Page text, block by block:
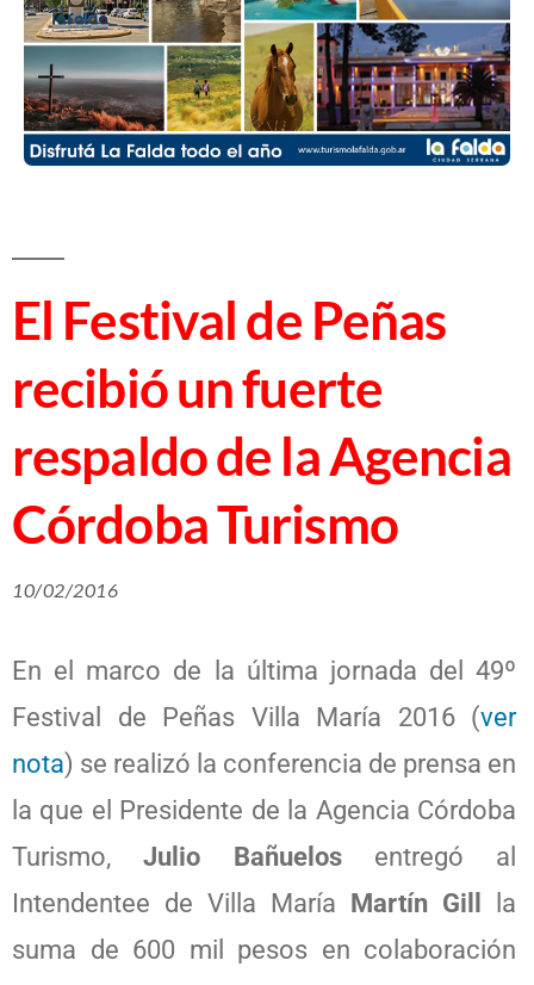
El Festival de Peñas
recibió un fuerte
respaldo de la Agencia
Córdoba Turismo
10/02/2016
En el marco de la última jornada del 49º
Festival de Peñas Villa María 2016 (ver
nota) se realizó la conferencia de prensa en
la que el Presidente de la Agencia Córdoba
Turismo, Julio Bañuelosentregó al
Intendentee de Villa María Martín Gill
la
suma de 600 mil pesos en colaboración